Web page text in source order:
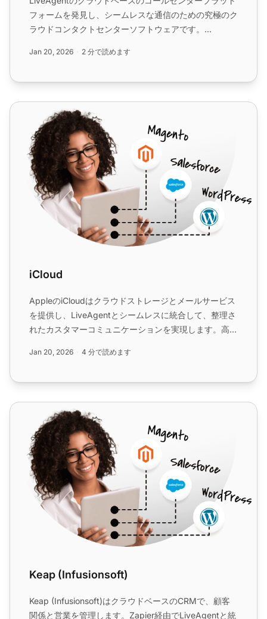
フォームを発見し、シームレスな通信のための究極のク
ラウドコンタクトセンターソフトウェアです。...
Jan 20, 2026 2 分で読めます
iCloud
iCloud
AppleのiCloudはクラウドストレージとメールサービス
を提供し、LiveAgentとシームレスに統合して、整理さ
れたカスタマーコミュニケーションを実現します。高度
化し、メール管理とカスタマーサービスを強化しま
Jan 20, 2026 4 分で読めます
Keap (Infusionsoft)
Keap (Infusionsoft)
Keap (Infusionsoft)はクラウドベースのCRMで、顧客
関係と営業を管理します。Zapier経由でLiveAgentと統